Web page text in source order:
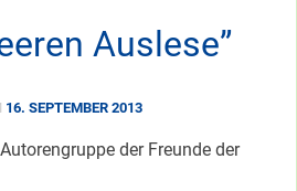
Auslese”
16. SEPTEMBER 2013
der Freunde der